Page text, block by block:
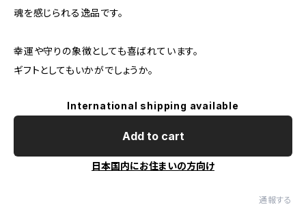
魂を感じられる逸品です。
幸運や守りの象徴としても喜ばれています。
ギフトとしてもいかがでしょうか。
International shipping available
Add to cart
日本国内にお住まいの方向け
通報する